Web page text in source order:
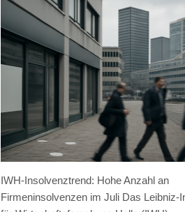
Künstliche Intelligenz bei Hausaufgaben: